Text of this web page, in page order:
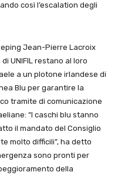
così l’escalation degli
Jean-Pierre Lacroix
UNIFIL restano al loro
a un plotone irlandese di
Blu per garantire la
tramite di comunicazione
“I caschi blu stanno
il mandato del Consiglio
molto difficili”, ha detto
sono pronti per
della